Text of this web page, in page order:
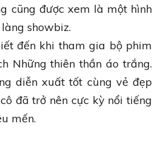
cũng được xem là một hình
showbiz.
đến khi tham gia bộ phim
Những thiên thần áo trắng.
diễn xuất tốt cùng vẻ đẹp
đã trở nên cực kỳ nổi tiếng
mến.